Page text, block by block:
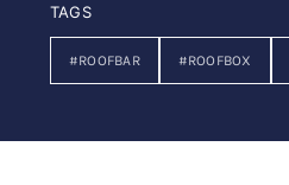
TAGS
#ROOFBAR #ROOFBOX